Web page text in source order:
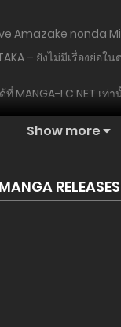
Amazake nonda
– ยังไม่มีเรื่องย่อใ
MANGA-LC.NET เท่า
Show more
RELEASES